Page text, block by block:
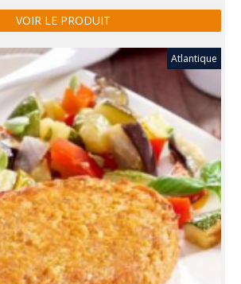
VOIR LE PRODUIT
Atlantique